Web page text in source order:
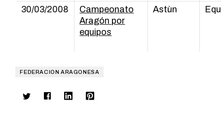
30/03/2008
Campeonato
Aragón por
equipos
Astùn
FEDERACION ARAGONESA